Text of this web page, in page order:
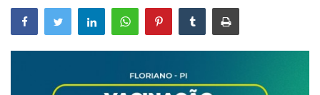
Mural de Licitações